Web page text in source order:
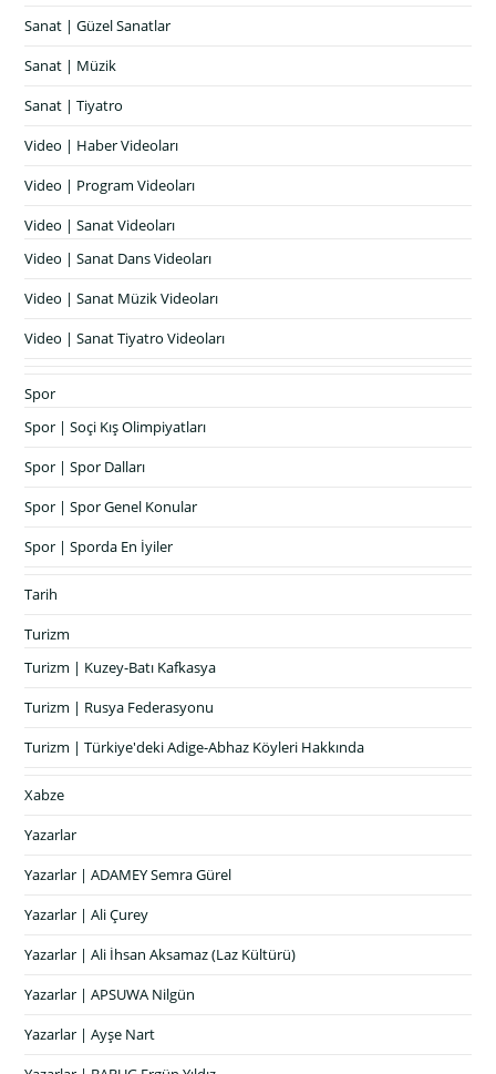
Sanat | Güzel Sanatlar
Sanat | Müzik
Sanat | Tiyatro
Video | Haber Videoları
Video | Program Videoları
Video | Sanat Videoları
Video | Sanat Dans Videoları
Video | Sanat Müzik Videoları
Video | Sanat Tiyatro Videoları
Spor
Spor | Soçi Kış Olimpiyatları
Spor | Spor Dalları
Spor | Spor Genel Konular
Spor | Sporda En İyiler
Tarih
Turizm
Turizm | Kuzey-Batı Kafkasya
Turizm | Rusya Federasyonu
Turizm | Türkiye'deki Adige-Abhaz Köyleri Hakkında
Xabze
Yazarlar
Yazarlar | ADAMEY Semra Gürel
Yazarlar | Ali Çurey
Yazarlar | Ali İhsan Aksamaz (Laz Kültürü)
Yazarlar | APSUWA Nilgün
Yazarlar | Ayşe Nart